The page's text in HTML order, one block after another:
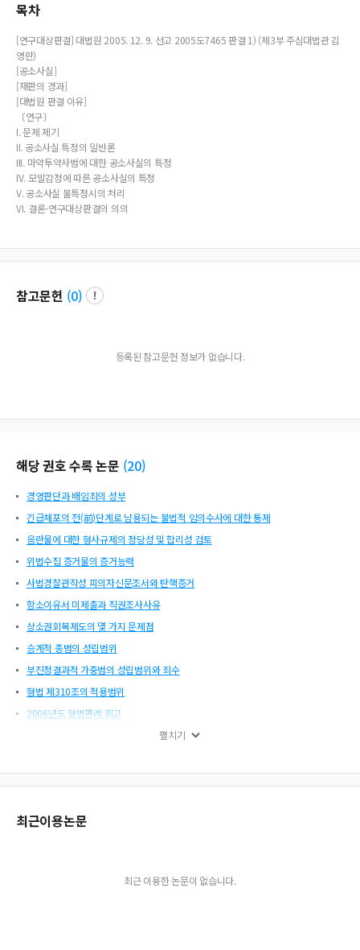
목차
[연구대상판결] 대법원 2005. 12. 9. 선고 2005도7465 판결 1) (제3부 주심대법관 김
영란)
[공소사실]
[재판의 경과]
[대법원 판결 이유]
〔연구〕
I. 문제 제기
II. 공소사실 특정의 일반론
III. 마약투약사범에 대한 공소사실의 특정
IV. 모발감정에 따른 공소사실의 특정
V. 공소사실 불특정시의 처리
VI. 결론-연구대상판결의 의의
참고문헌 (0)
등록된 참고문헌 정보가 없습니다.
해당 권호 수록 논문 (20)
경영판단과 배임죄의 성부
긴급체포의 전(前)단계로 남용되는 불법적 임의수사에 대한 통제
음란물에 대한 형사규제의 정당성 및 합리성 검토
위법수집 증거물의 증거능력
사법경찰관작성 피의자신문조서와 탄핵증거
항소이유서 미제출과 직권조사사유
상소권회복제도의 몇 가지 문제점
승계적 종범의 성립범위
부진정결과적 가중범의 성립범위와 죄수
형법 제310조의 적용범위
2006년도 형법판례 회고
아동전문 인터뷰어와 성추행피해아동의 인터뷰 진술녹화 비디오테이프의 증거능력
경찰관의 무기사용에 대한 정당방위의 성립여부
공시송달과 상소권회복청구
마약투약사범에 대한 공소사실 특정
펼치기
최근이용논문
최근 이용한 논문이 없습니다.